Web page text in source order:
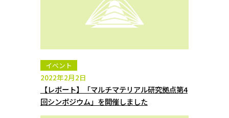
イベント
2022年2月2日
【レポート】「マルチマテリアル研究拠点第4
回シンポジウム」を開催しました